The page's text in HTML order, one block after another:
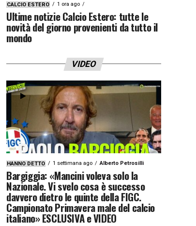
CALCIO ESTERO 1 ora ago
Ultime notizie Calcio Estero: tutte le
novità del giorno provenienti da tutto il
mondo
VIDEO
HANNO DETTO 1 settimana ago Alberto Petrosilli
Bargiggia: «Mancini voleva solo la
Nazionale. Vi svelo cosa è successo
davvero dietro le quinte della FIGC.
Campionato Primavera male del calcio
italiano» ESCLUSIVA e VIDEO